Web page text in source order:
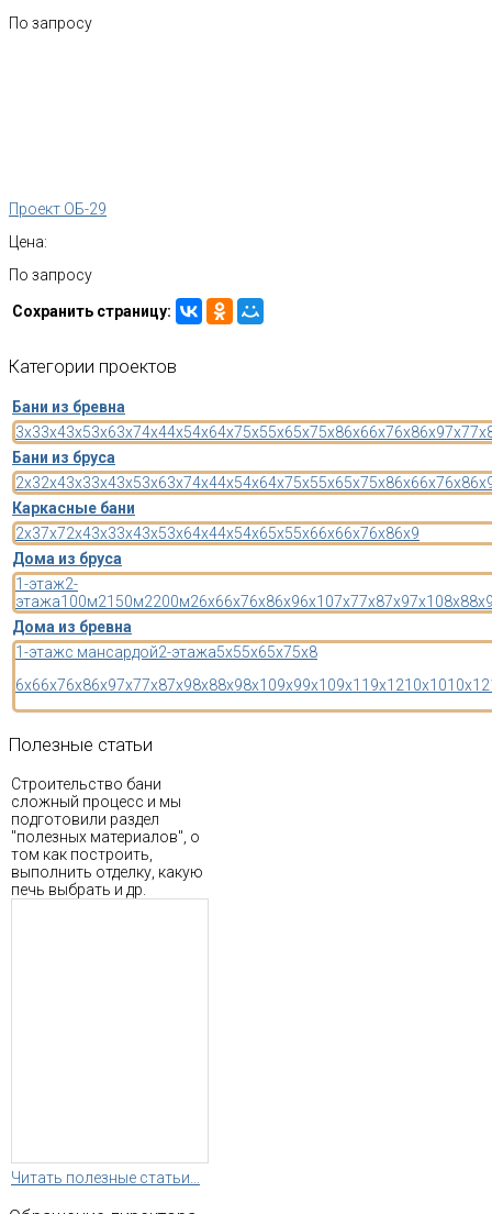
По запросу
Проект ОБ-29
Цена:
По запросу
Сохранить страницу:
Категории проектов
Бани из бревна
3x33x43x53x63x74x44x54x64x75x55x65x75x86x66x76x86x97x7
Бани из бруса
2x32x43x33x43x53x63x74x44x54x64x75x55x65x75x86x66x76x8
Каркасные бани
2x37x72x43x33x43x53x64x44x54x65x55x66x66x76x86x9
Дома из бруса
1-этаж2-
этажа100м2150м2200м26x66x76x86x96x107x77x87x97x108x8
Дома из бревна
1-этажс мансардой2-этажа5x55x65x75x8
6x66x76x86x97x77x87x98x88x98x109x99x109x11 9x1210x1010x12
Полезные статьи
Строительство бани
сложный процесс и мы
подготовили раздел
"полезных материалов", о
том как построить,
выполнить отделку, какую
печь выбрать и др.
Читать полезные статьи...